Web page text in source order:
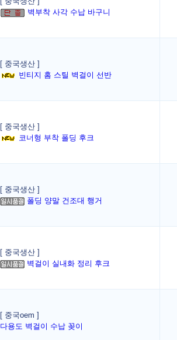
벽부착 사각 수납 바구니
[ 중국생산 ]
빈티지 홈 스틸 벽걸이 선반
[ 중국생산 ]
코너형 부착 폴딩 후크
[ 중국생산 ]
폴딩 양말 건조대 행거
[ 중국생산 ]
벽걸이 실내화 정리 후크
[ 중국oem ]
다용도 벽걸이 수납 꽂이